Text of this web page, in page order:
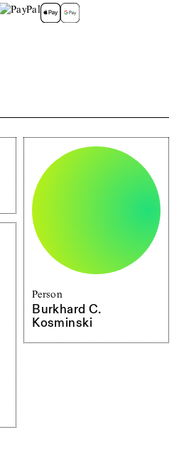
Person
Burkhard C.
Kosminski